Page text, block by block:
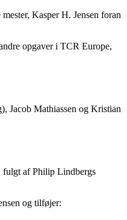
Kasper H. Jensen foran
opgaver i TCR Europe,
Jacob Mathiassen og Kristian
fulgt af Philip Lindbergs
og tilføjer: